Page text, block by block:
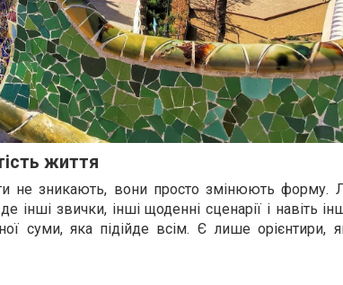
життя
не зникають, вони просто змінюють форму.
інші звички, інші щоденні сценарії і навіть
суми, яка підійде всім. Є лише орієнтири,